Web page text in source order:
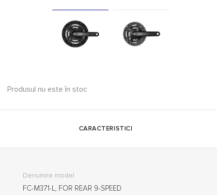
Produsul nu este în stoc
CARACTERISTICI
Denumire model
FC-M371-L, FOR REAR 9-SPEED